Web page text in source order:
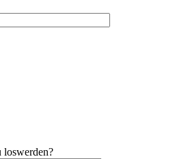
loswerden?